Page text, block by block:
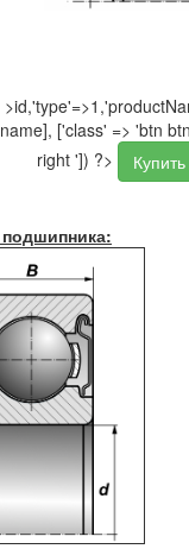
['class' => 'btn
right ']) ?>